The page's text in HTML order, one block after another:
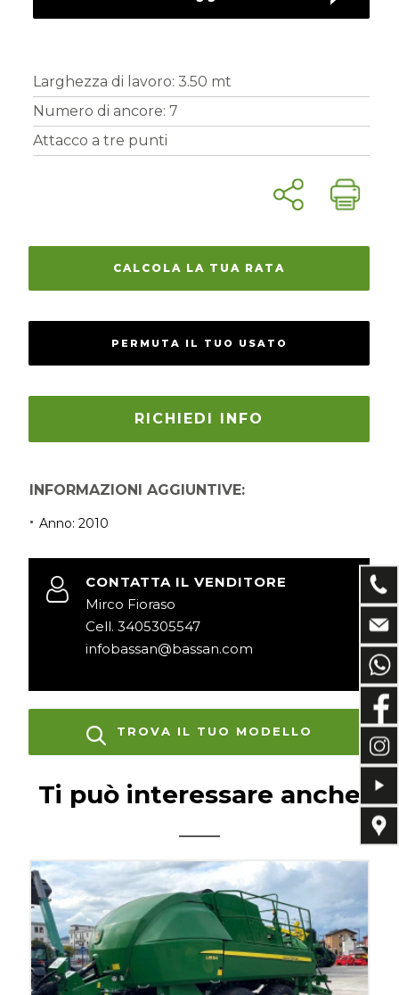
CALCOLA LA TUA RATA
PERMUTA IL TUO USATO
RICHIEDI INFO
INFORMAZIONI AGGIUNTIVE:
Anno: 2010
CONTATTA IL VENDITORE
Mirco Fioraso
Cell. 3405305547
infobassan@bassan.com
TROVA IL TUO MODELLO
Larghezza di lavoro: 3.50 mt
Numero di ancore: 7
Attacco a tre punti
RICAMBI
Ti può interessare anche